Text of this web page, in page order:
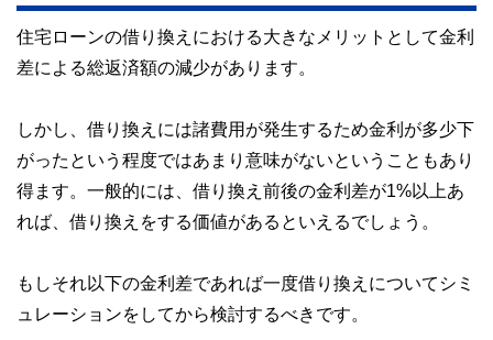
住宅ローンの借り換えにおける大きなメリットとして金利
差による総返済額の減少があります。
しかし、借り換えには諸費用が発生するため金利が多少下
がったという程度ではあまり意味がないということもあり
得ます。一般的には、借り換え前後の金利差が1%以上あ
れば、借り換えをする価値があるといえるでしょう。
もしそれ以下の金利差であれば一度借り換えについてシミ
ュレーションをしてから検討するべきです。